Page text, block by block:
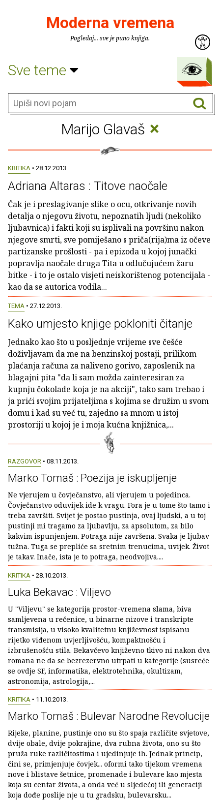
Moderna vremena
Pogledaj... sve je puno knjiga.
Sve teme
Marijo Glavaš ×
KRITIKA • 28.12.2013.
Adriana Altaras : Titove naočale
Čak je i preslagivanje slike o ocu, otkrivanje novih
detalja o njegovu životu, nepoznatih ljudi (nekoliko
ljubavnica) i fakti koji su isplivali na površinu nakon
njegove smrti, sve pomiješano s priča(rija)ma iz očeve
partizanske prošlosti - pa i epizoda u kojoj junački
popravlja naočale druga Tita u odlučujućem žaru
bitke - i to je ostalo visjeti neiskorištenog potencijala -
kao da se autorica vodila...
TEMA • 27.12.2013.
Kako umjesto knjige pokloniti čitanje
Jednako kao što u posljednje vrijeme sve češće
doživljavam da me na benzinskoj postaji, prilikom
plaćanja računa za naliveno gorivo, zaposlenik na
blagajni pita "da li sam možda zainteresiran za
kupnju čokolade koja je na akciji", tako sam trebao i
ja prići svojim prijateljima s kojima se družim u svom
domu i kad su već tu, zajedno sa mnom u istoj
prostoriji u kojoj je i moja kućna knjižnica,...
RAZGOVOR • 08.11.2013.
Marko Tomaš : Poezija je iskupljenje
Ne vjerujem u čovječanstvo, ali vjerujem u pojedinca.
Čovječanstvo oduvijek ide k vragu. Fora je u tome što tamo i
treba završiti. Svijet je postao pustinja, ovaj ljudski, a u toj
pustinji mi tragamo za ljubavlju, za apsolutom, za bilo
kakvim ispunjenjem. Potraga nije završena. Svaka je ljubav
tužna. Tuga se prepliće sa sretnim trenucima, uvijek. Život
je takav. Inače, ista je to potraga, neodvojiva....
KRITIKA • 28.10.2013.
Luka Bekavac : Viljevo
U "Viljevu" se kategorija prostor-vremena slama, biva
samljevena u rečenice, u binarne nizove i transkripte
transmisija, u visoko kvalitetnu književnost ispisanu
rijetko viđenom uvjerljivošću, kompaktnošću i
izbrušenošću stila. Bekavčevo književno tkivo ni nakon dva
romana ne da se bezrezervno utrpati u kategorije (susreće
se ovdje SF, informatika, elektrotehnika, okultizam,
astronomija, astrologija,...
KRITIKA • 11.10.2013.
Marko Tomaš : Bulevar Narodne Revolucije
Rijeke, planine, pustinje ono su što spaja različite svjetove,
dvije obale, dvije pokrajine, dva rubna života, ono su što
pruža ruke različitostima i ujedinjuje ih. Jednak princip,
čini se, primjenjuje čovjek... oformi tako tijekom vremena
nove i blistave šetnice, promenade i bulevare kao mjesta
koja su centar života, a onda već u sljedećoj ili generaciji
koja dođe poslije nje u tu gradsku, bulevarsku...